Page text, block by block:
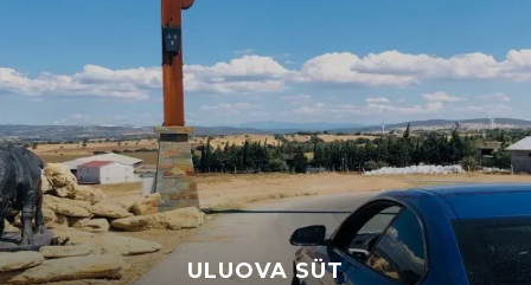
ULUOVA SÜT